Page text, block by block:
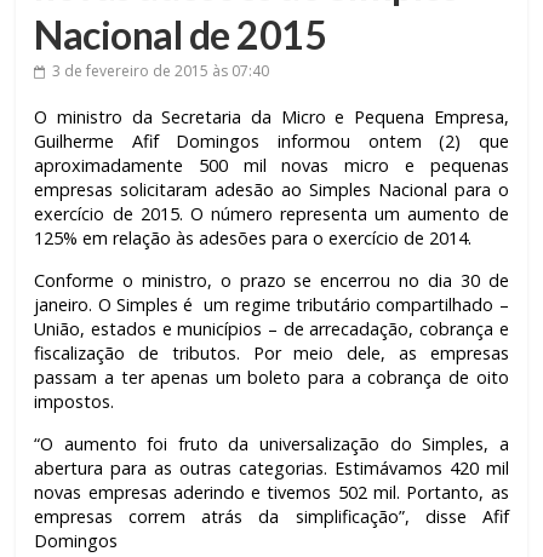
Nacional de 2015
3 de fevereiro de 2015 às 07:40
O ministro da Secretaria da Micro e Pequena Empresa,
Guilherme Afif Domingos informou ontem (2) que
aproximadamente 500 mil novas micro e pequenas
empresas solicitaram adesão ao Simples Nacional para o
exercício de 2015. O número representa um aumento de
125% em relação às adesões para o exercício de 2014.
Conforme o ministro, o prazo se encerrou no dia 30 de
janeiro. O Simples é um regime tributário compartilhado –
União, estados e municípios – de arrecadação, cobrança e
fiscalização de tributos. Por meio dele, as empresas
passam a ter apenas um boleto para a cobrança de oito
impostos.
“O aumento foi fruto da universalização do Simples, a
abertura para as outras categorias. Estimávamos 420 mil
novas empresas aderindo e tivemos 502 mil. Portanto, as
empresas correm atrás da simplificação”, disse Afif
Domingos